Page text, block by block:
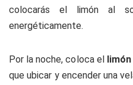
colocarás el limón al
energéticamente.
Por la noche, coloca el limón
que ubicar y encender una